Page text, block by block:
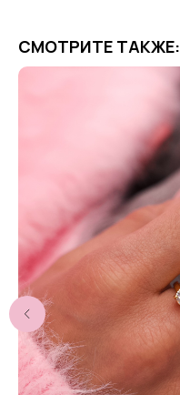
СМОТРИТЕ ТАКЖЕ: